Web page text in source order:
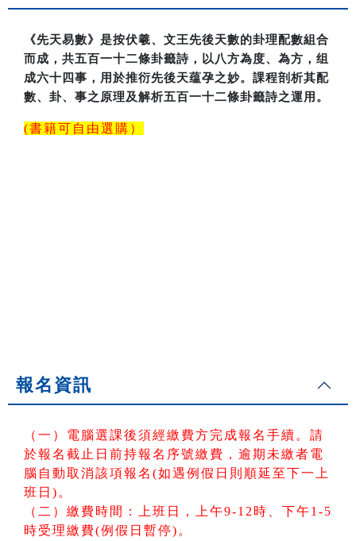
《先天易數》是按伏羲、文王先後天數的卦理配數組合
而成，共五百一十二條卦籤詩，以八方為度、為方，组
成六十四事，用於推衍先後天蕴孕之妙。課程剖析其配
數、卦、事之原理及解析五百一十二條卦籤詩之運用。
(書籍可自由選購）
報名資訊
（一）電腦選課後須經繳費方完成報名手續。請
於報名截止日前持報名序號繳費，逾期未繳者電
腦自動取消該項報名(如遇例假日則順延至下一上
班日)。
（二）繳費時間：上班日，上午9-12時、下午1-5
時受理繳費(例假日暫停)。